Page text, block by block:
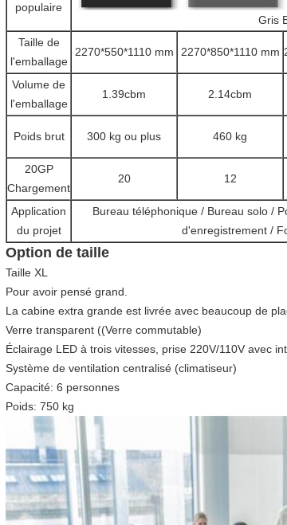
populaire
Gris
Taille de
l'emballage
2270*550*1110 mm 2270*850*1110 mm
Volume de
l'emballage
1.39cbm 2.14cbm
Poids brut 300 kg ou plus 460 kg
20GP
Chargement
20 12
Application
du projet
Bureau téléphonique / Bureau solo /
d'enregistrement /
Option de taille
Taille XL
Pour avoir pensé grand.
La cabine extra grande est livrée avec beaucoup de
Verre transparent ((Verre commutable)
Éclairage LED à trois vitesses, prise 220V/110V avec
Système de ventilation centralisé (climatiseur)
Capacité: 6 personnes
Poids: 750 kg